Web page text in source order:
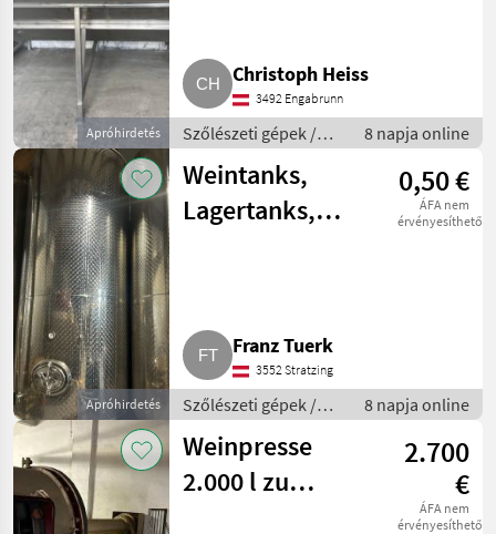
Apróhirdetés
Christoph Heiss
3492 Engabrunn
Szőlészeti gépek /
Pincészeti gépek
8 napja online
Apróhirdetés
Weintanks,
Lagertanks,
0,50 €
ÁFA nem
érvényesíthető
Franz Tuerk
3552 Stratzing
Szőlészeti gépek /
Pincészeti gépek
8 napja online
Weinpresse
2.000 l zu
2.700
€
ÁFA nem
érvényesíthető